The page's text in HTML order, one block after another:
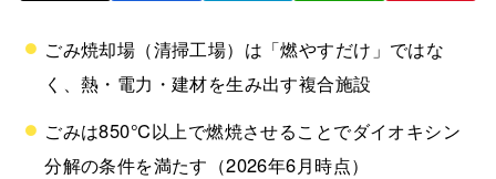
ごみ焼却場（清掃工場）は「燃やすだけ」ではな
く、熱・電力・建材を生み出す複合施設
ごみは850℃以上で燃焼させることでダイオキシン
分解の条件を満たす（2026年6月時点）